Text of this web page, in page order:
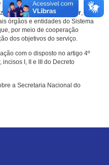
Ministério da Justiça é a
doConsumidor.gov.br,
órgãos e entidades do Sistema
por meio de cooperação
dos objetivos do serviço.
com o disposto no artigo 4º
I, II e III do Decreto
a Secretaria Nacional do